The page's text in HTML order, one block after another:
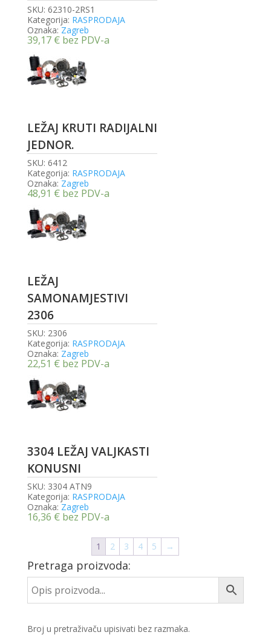
SKU: 62310-2RS1
Kategorija: RASPRODAJA
Oznaka: Zagreb
39,17 € bez PDV-a
LEŽAJ KRUTI RADIJALNI
JEDNOR.
SKU: 6412
Kategorija: RASPRODAJA
Oznaka: Zagreb
48,91 € bez PDV-a
LEŽAJ
SAMONAMJESTIVI
2306
SKU: 2306
Kategorija: RASPRODAJA
Oznaka: Zagreb
22,51 € bez PDV-a
3304 LEŽAJ VALJKASTI
KONUSNI
SKU: 3304 ATN9
Kategorija: RASPRODAJA
Oznaka: Zagreb
16,36 € bez PDV-a
1 2 3 4 5 →
Pretraga proizvoda:
Broj u pretraživaču upisivati bez razmaka.